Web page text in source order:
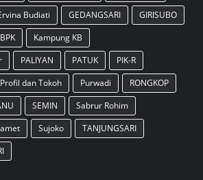
Budiati GEDANGSARI
GIRISUBO
Kampung KB
PALIYAN PATUK
PIK-R
Profil dan Tokoh Purwadi
RONGKOP
SEMIN
Sabrur Rohim
Sujoko
TANJUNGSARI